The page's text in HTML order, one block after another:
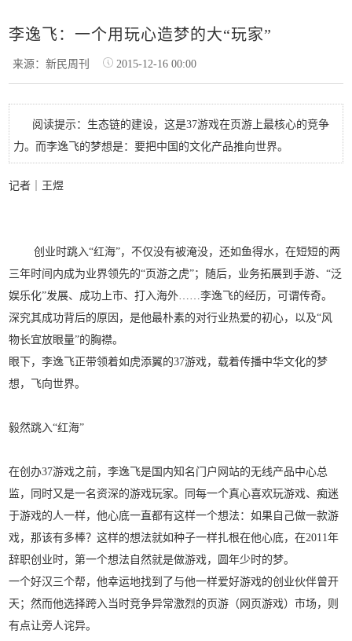
李逸飞：一个用玩心造梦的大“玩家”
来源：新民周刊 2015-12-16 00:00
阅读提示：生态链的建设，这是37游戏在页游上最核心的竞争
力。而李逸飞的梦想是：要把中国的文化产品推向世界。
记者｜王煜
创 业时跳入“红海”，不仅没有被淹没，还如鱼得水，在短短的两
三年时间内成为业界领先的“页游之虎”；随后，业务拓展到手游、“泛
娱乐化”发展、成功上市、打入海外……李逸飞的经历，可谓传奇。
深究其成功背后的原因，是他最朴素的对行业热爱的初心，以及“风
物长宜放眼量”的胸襟。
眼下，李逸飞正带领着如虎添翼的37游戏，载着传播中华文化的梦
想，飞向世界。
毅然跳入“红海”
在创办37游戏之前，李逸飞是国内知名门户网站的无线产品中心总
监，同时又是一名资深的游戏玩家。同每一个真心喜欢玩游戏、痴迷
于游戏的人一样，他心底一直都有这样一个想法：如果自己做一款游
戏，那该有多棒？这样的想法就如种子一样扎根在他心底，在2011年
辞职创业时，第一个想法自然就是做游戏，圆年少时的梦。
一个好汉三个帮，他幸运地找到了与他一样爱好游戏的创业伙伴曾开
天；然而他选择跨入当时竞争异常激烈的页游（网页游戏）市场，则
有点让旁人诧异。